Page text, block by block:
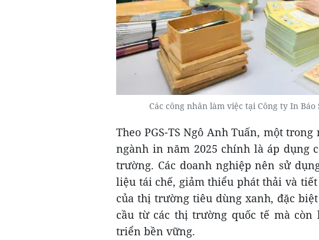
Các công nhân làm việc tại Công ty In Báo
Theo PGS-TS Ngô Anh Tuấn, một
ngành in năm 2025 chính là áp dụng
trường. Các doanh nghiệp nên sử
liệu tái chế, giảm thiểu phát thải và
của thị trường tiêu dùng xanh, đặc
cầu từ các thị trường quốc tế mà
triển bền vững.